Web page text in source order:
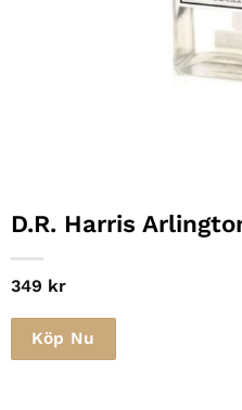
D.R. Harris
349 kr
Köp Nu